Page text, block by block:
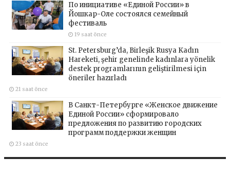
По инициативе «Единой России» в
Йошкар-Оле состоялся семейный
фестиваль
19 saat önce
St. Petersburg’da, Birleşik Rusya Kadın
Hareketi, şehir genelinde kadınlara yönelik
destek programlarının geliştirilmesi için
öneriler hazırladı
21 saat önce
В Санкт-Петербурге «Женское движение
Единой России» сформировало
предложения по развитию городских
программ поддержки женщин
23 saat önce